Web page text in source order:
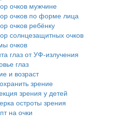
очков мужчине
очков по форме лица
очков ребёнку
солнцезащитных очков
очков
глаз от УФ-излучения
глаз
и возраст
зрение
зрения у детей
остроты зрения
на очки